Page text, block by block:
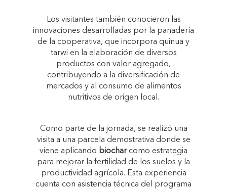
Los visitantes también conocieron las
innovaciones desarrolladas por la panadería
de la cooperativa, que incorpora quinua y
tarwi en la elaboración de diversos
productos con valor agregado,
contribuyendo a la diversificación de
mercados y al consumo de alimentos
nutritivos de origen local.
Como parte de la jornada, se realizó una
visita a una parcela demostrativa donde se
viene aplicando biocharcomo estrategia
para mejorar la fertilidad de los suelos y la
productividad agrícola. Esta experiencia
cuenta con asistencia técnica del programa